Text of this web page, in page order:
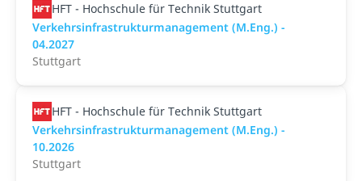
HFT - Hochschule für Technik Stuttgart
Verkehrsinfrastrukturmanagement (M.Eng.) -
04.2027
Stuttgart
HFT - Hochschule für Technik Stuttgart
Verkehrsinfrastrukturmanagement (M.Eng.) -
10.2026
Stuttgart